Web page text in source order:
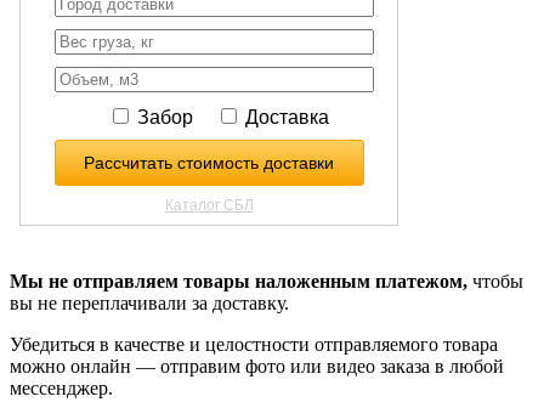
Мы не отправляем товары наложенным платежом, чтобы
вы не переплачивали за доставку.
Убедиться в качестве и целостности отправляемого товара
можно онлайн — отправим фото или видео заказа в любой
мессенджер.